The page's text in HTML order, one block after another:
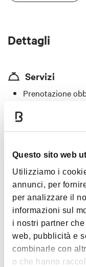
Questo sito web
Utilizziamo i
annunci, per
per analizzare il
informazioni sul
i nostri partner
web, pubblicità e
combinarle con
o che hanno
Dettagli
Servizi
Prenotazione
Specialità
Pizza napoletana e
Carte
Bancomat, American